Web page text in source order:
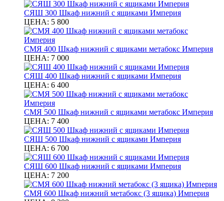
СЯШ 300 Шкаф нижний с ящиками Империя
ЦЕНА: 5 800
СМЯ 400 Шкаф нижний с ящиками метабокс Империя
ЦЕНА: 7 000
СЯШ 400 Шкаф нижний с ящиками Империя
ЦЕНА: 6 400
СМЯ 500 Шкаф нижний с ящиками метабокс Империя
ЦЕНА: 7 400
СЯШ 500 Шкаф нижний с ящиками Империя
ЦЕНА: 6 700
СЯШ 600 Шкаф нижний с ящиками Империя
ЦЕНА: 7 200
СМЯ 600 Шкаф нижний метабокс (3 ящика) Империя